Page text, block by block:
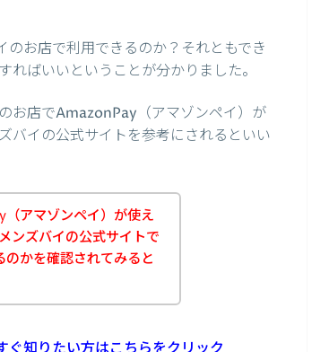
お店で利用できるのか？それともでき
ばいいということが分かりました。
お店でAmazonPay（アマゾンペイ）が
バイの公式サイトを参考にされるといい
アマゾンペイ）が使え
ンズバイの公式サイトで
かを確認されてみると